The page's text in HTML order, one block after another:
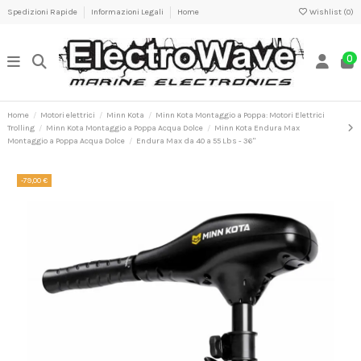
Spedizioni Rapide Informazioni Legali Home Wishlist (0)
0
Home Motori elettrici Minn Kota
Minn Kota Montaggio a Poppa: Motori Elettrici
Trolling
Minn Kota Montaggio a Poppa Acqua Dolce
Minn Kota Endura Max
Montaggio a Poppa Acqua Dolce
Endura Max da 40 a 55 Lbs - 36"
-79,00 €